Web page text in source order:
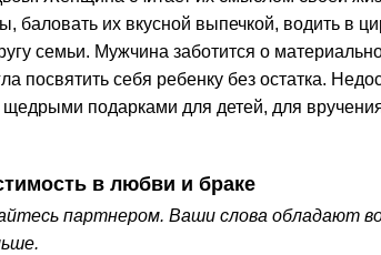
баловать их вкусной выпечкой, водить в
семьи. Мужчина заботится о
посвятить себя ребенку без остатка.
щедрыми подарками для детей, для
в любви и браке
партнером. Ваши слова обладают